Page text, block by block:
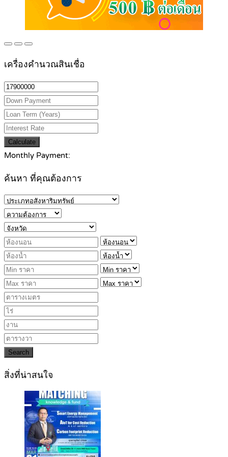
เครื่องคำนวณสินเชื่อ
Calculate
Monthly Payment:
ค้นหา ที่คุณต้องการ
Search
สิ่งที่น่าสนใจ